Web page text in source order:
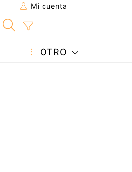
Mi cuenta
OTRO